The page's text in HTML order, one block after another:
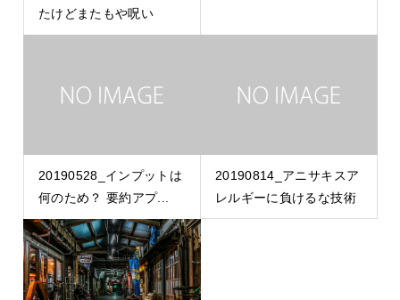
たけどまたもや呪い
20190528_インプットは
何のため？ 要約アプ...
20190814_アニサキスア
レルギーに負けるな技術